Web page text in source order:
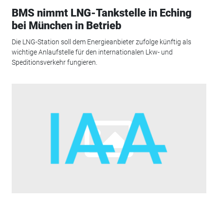
BMS nimmt LNG-Tankstelle in Eching
bei München in Betrieb
Die LNG-Station soll dem Energieanbieter zufolge künftig als
wichtige Anlaufstelle für den internationalen Lkw- und
Speditionsverkehr fungieren.